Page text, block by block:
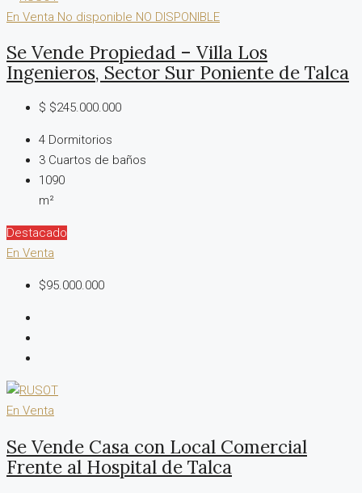
En Venta No disponible NO DISPONIBLE
Se Vende Propiedad – Villa Los
Ingenieros, Sector Sur Poniente de Talca
$ $245.000.000
4 Dormitorios
3 Cuartos de baños
1090
m²
Destacado
En Venta
$95.000.000
En Venta
Se Vende Casa con Local Comercial
Frente al Hospital de Talca